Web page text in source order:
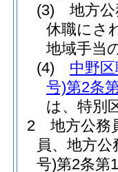
(3)
地方
休職にさ
地域手当
(4)
中野
号)第2条
は、特別
2
地方公務
員、地方
号)第2条第